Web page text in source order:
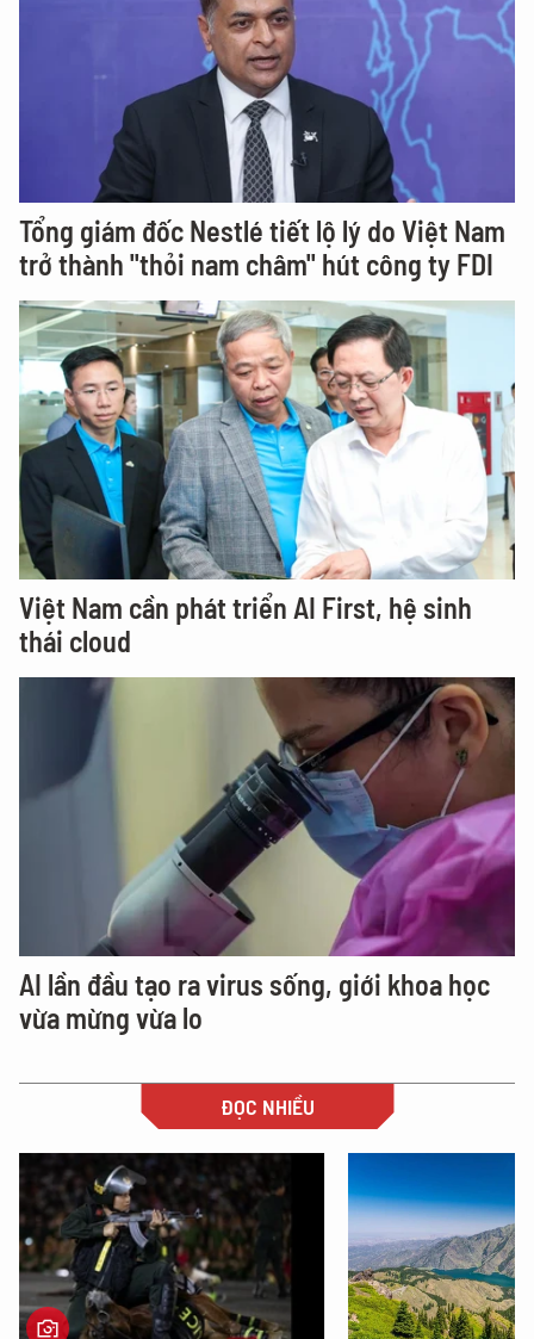
Tổng giám đốc Nestlé tiết lộ lý do Việt Nam
trở thành "thỏi nam châm" hút công ty FDI
Việt Nam cần phát triển AI First, hệ sinh
thái cloud
AI lần đầu tạo ra virus sống, giới khoa học
vừa mừng vừa lo
ĐỌC NHIỀU